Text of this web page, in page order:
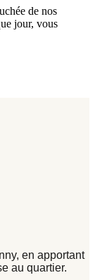
de nos
jour, vous
en apportant
au quartier.